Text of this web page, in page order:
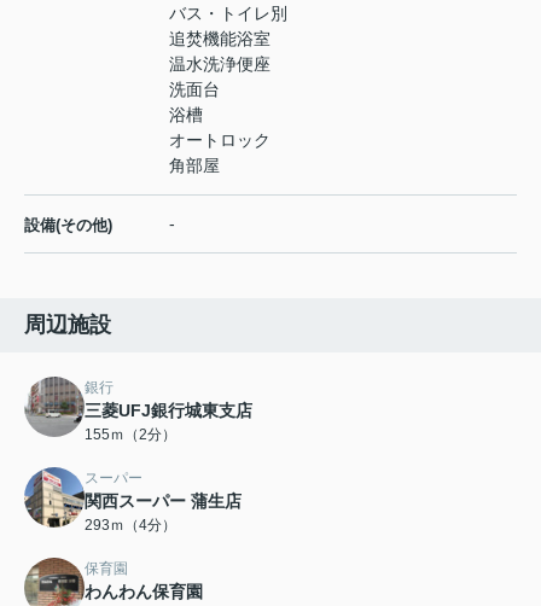
バス・トイレ別
追焚機能浴室
温水洗浄便座
洗面台
浴槽
オートロック
角部屋
設備(その他) -
周辺施設
銀行
三菱UFJ銀行城東支店
155ｍ（2分）
スーパー
関西スーパー 蒲生店
293ｍ（4分）
保育園
わんわん保育園